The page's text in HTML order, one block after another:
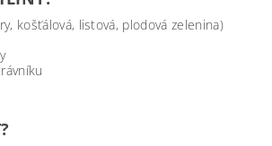
košťálová, listová, plodová zelenina)